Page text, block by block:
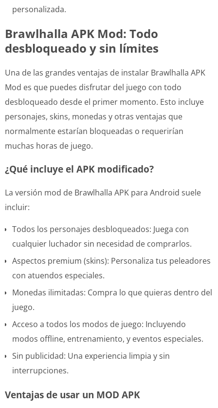
personalizada.
Brawlhalla APK Mod: Todo
desbloqueado y sin límites
Una de las grandes ventajas de instalar Brawlhalla APK
Mod es que puedes disfrutar del juego con todo
desbloqueado desde el primer momento. Esto incluye
personajes, skins, monedas y otras ventajas que
normalmente estarían bloqueadas o requerirían
muchas horas de juego.
¿Qué incluye el APK modificado?
La versión mod de Brawlhalla APK para Android suele
incluir:
Todos los personajes desbloqueados: Juega con
cualquier luchador sin necesidad de comprarlos.
Aspectos premium (skins): Personaliza tus peleadores
con atuendos especiales.
Monedas ilimitadas: Compra lo que quieras dentro del
juego.
Acceso a todos los modos de juego: Incluyendo
modos offline, entrenamiento, y eventos especiales.
Sin publicidad: Una experiencia limpia y sin
interrupciones.
Ventajas de usar un MOD APK